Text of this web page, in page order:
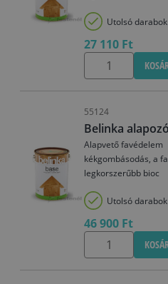
Utolsó darabok
27 110 Ft
55124
Belinka
Alapvető favédelem
kékgombásodás, a
legkorszerűbb bioc
Utolsó darabok
46 900 Ft